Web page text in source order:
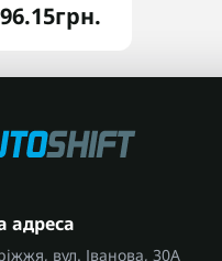
адреса
вул. Іванова, 30А